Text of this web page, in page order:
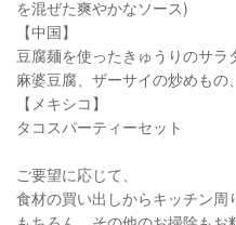
を混ぜた爽やかなソース)
【中国】
豆腐麺を使ったきゅうりのサラ
麻婆豆腐、ザーサイの炒めもの
【メキシコ】
タコスパーティーセット
ご要望に応じて、
食材の買い出しからキッチン周